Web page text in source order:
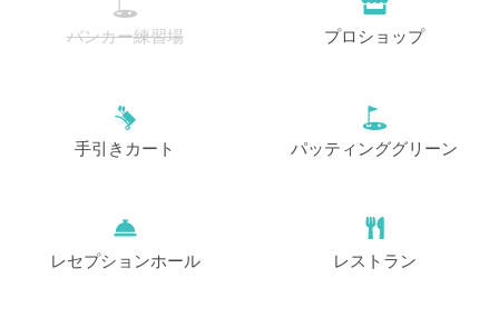
バンカー練習場 プロショップ
手引きカート パッティンググリーン
レセプションホール レストラン